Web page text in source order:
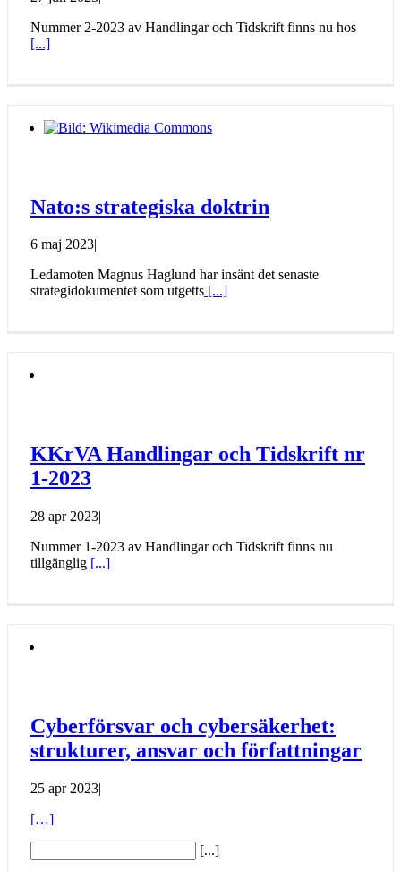
Nummer 2-2023 av Handlingar och Tidskrift finns nu hos
[...]
Nato:s strategiska doktrin
6 maj 2023|
Ledamoten Magnus Haglund har insänt det senaste
strategidokumentet som utgetts [...]
KKrVA Handlingar och Tidskrift nr
1-2023
28 apr 2023|
Nummer 1-2023 av Handlingar och Tidskrift finns nu
tillgänglig [...]
Cyberförsvar och cybersäkerhet:
strukturer, ansvar och författningar
25 apr 2023|
[…]
[...]